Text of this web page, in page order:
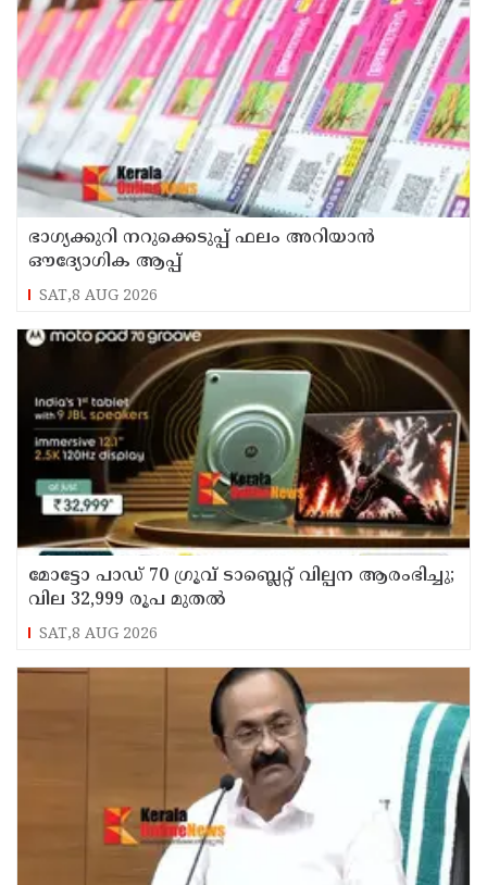
ഭാഗ്യക്കുറി നറുക്കെടുപ്പ് ഫലം അറിയാൻ
ഔദ്യോഗിക ആപ്പ്
SAT,8 AUG 2026
മോട്ടോ പാഡ് 70 ഗ്രൂവ് ടാബ്ലെറ്റ് വില്പന ആരംഭിച്ചു;
വില 32,999 രൂപ മുതൽ
SAT,8 AUG 2026